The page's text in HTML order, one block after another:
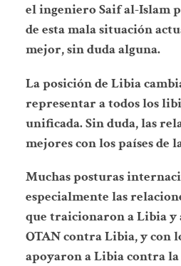
el ingeniero Saif al-Islam
de esta mala situación
mejor, sin duda alguna.
La posición de Libia
representar a todos los
unificada. Sin duda, las
mejores con los países de
Muchas posturas
especialmente las
que traicionaron a Libia y
OTAN contra Libia, y con
apoyaron a Libia contra